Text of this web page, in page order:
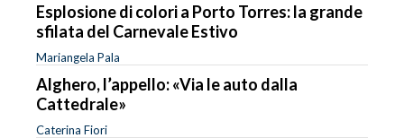
Esplosione di colori a Porto Torres: la grande
sfilata del Carnevale Estivo
Mariangela Pala
Alghero, l’appello: «Via le auto dalla
Cattedrale»
Caterina Fiori